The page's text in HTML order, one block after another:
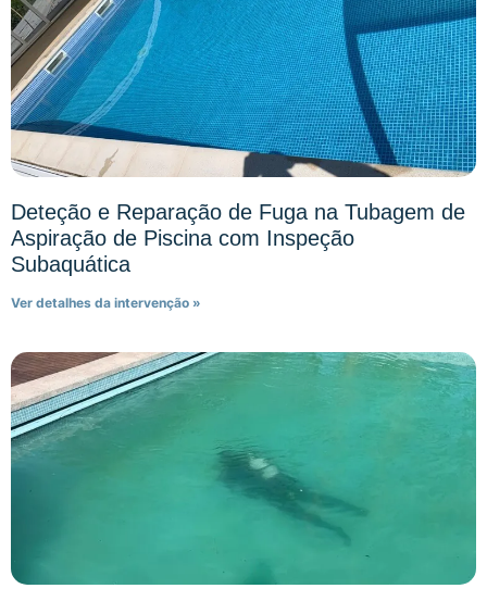
Deteção e Reparação de Fuga na Tubagem de
Aspiração de Piscina com Inspeção
Subaquática
Ver detalhes da intervenção »